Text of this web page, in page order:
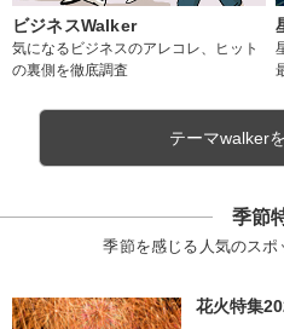
ビジネスWalker
気になるビジネスのアレコレ、ヒット
の裏側を徹底調査
テーマwalker
季節
季節を感じる人気のス
花火特集